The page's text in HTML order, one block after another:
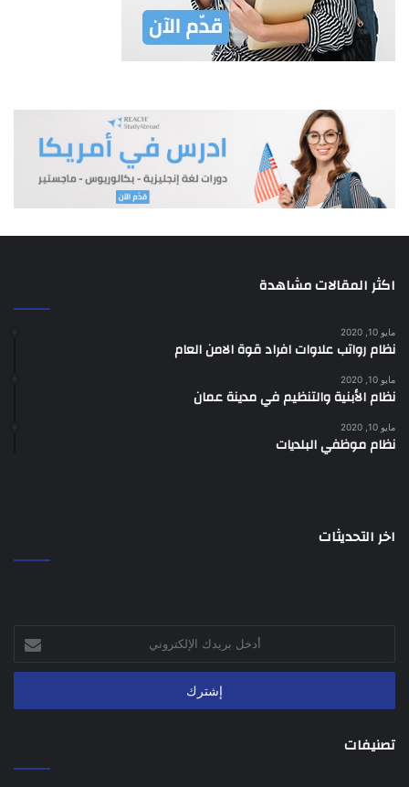
اكثر المقالات مشاهدة
مايو 10, 2020
نظام رواتب علاوات افراد قوة الامن العام
مايو 10, 2020
نظام الأبنية والتنظيم في مدينة عمان
مايو 10, 2020
نظام موظفي البلديات
اخر التحديثات
الإلكتروني
تصنيفات